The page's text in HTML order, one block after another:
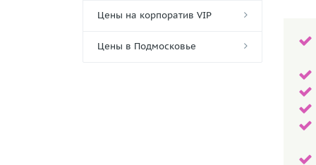
Цены на корпоратив VIP
Цены в Подмосковье